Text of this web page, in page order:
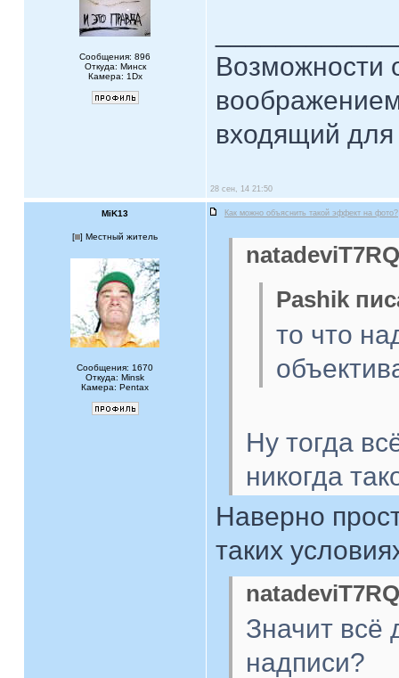
Сообщения: 896
Откуда: Минск
Камера: 1Dx
Возможности
входящий
28 сен, 14 21:50
MiK13 Как можно объяснить такой эффект на фото?
[ ] Местный житель
Сообщения: 1670
Откуда: Minsk
Камера: Pentax
Pashik
то что
Ну тогда
никогда
Наверно
таких
Значит всё
надписи?